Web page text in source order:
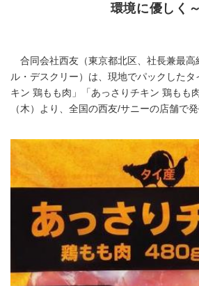
環境に優しく～
合同会社西友（東京都北区、社長兼最高
ル・デスクリー）は、現地でパックした
キン 鶏もも肉」「あっさりチキン 鶏もも
（木）より、全国の西友/サニーの店舗で発